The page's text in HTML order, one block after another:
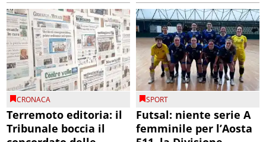
CRONACA
Terremoto editoria: il
Tribunale boccia il
SPORT
Futsal: niente serie A
femminile per l’Aosta